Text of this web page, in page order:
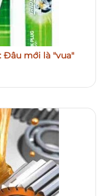
Đâu mới là "vua"